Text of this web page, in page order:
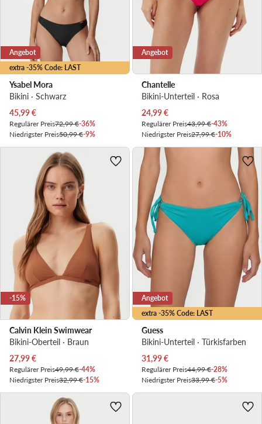
extra -35% Code: LAST
Angebot
Ysabel Mora
Bikini · Schwarz
Aktueller Preis
45,99€
Regulärer Preis72,99 €-36%
Niedrigster Preis50,99 €-9%
Angebot
Chantelle
Bikini-Unterteil · Rosa
Aktueller Preis
24,99€
Regulärer Preis43,99 €-43%
Niedrigster Preis27,99 €-10%
-15%
Calvin Klein Swimwear
Bikini-Oberteil · Braun
Aktueller Preis
27,99€
Regulärer Preis49,99 €-44%
Niedrigster Preis32,99 €-15%
extra -35% Code: LAST
Angebot
Guess
Bikini-Unterteil · Türkisfarben
Aktueller Preis
31,99€
Regulärer Preis44,99 €-28%
Niedrigster Preis33,99 €-5%